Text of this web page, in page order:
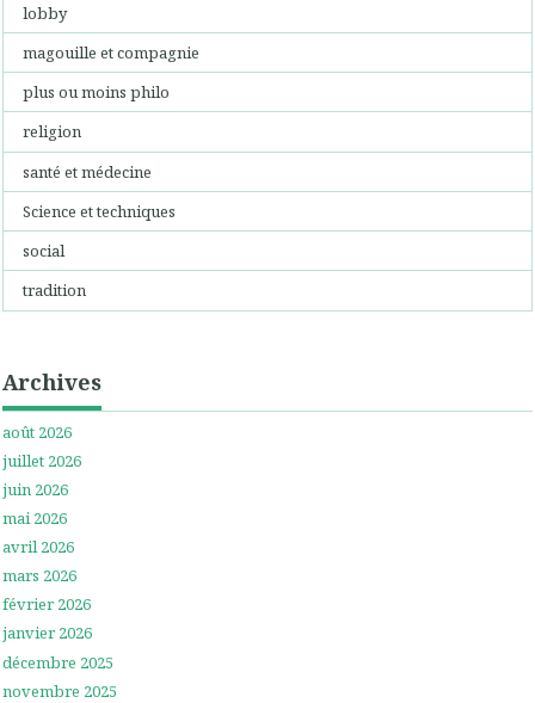
lobby
magouille et compagnie
plus ou moins philo
religion
santé et médecine
Science et techniques
social
tradition
Archives
août 2026
juillet 2026
juin 2026
mai 2026
avril 2026
mars 2026
février 2026
janvier 2026
décembre 2025
novembre 2025